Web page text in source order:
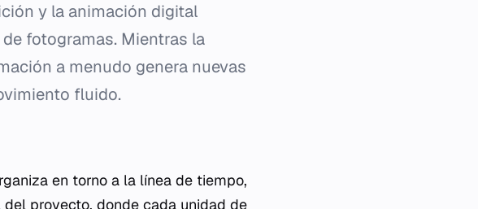
y la animación digital
fotogramas. Mientras la
a menudo genera nuevas
fluido.
en torno a la línea de tiempo,
proyecto, donde cada unidad de